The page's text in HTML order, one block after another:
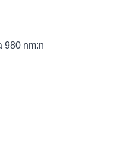
980 nm:n